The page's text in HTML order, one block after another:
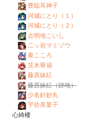
豊聡耳神子
河城にとり（１）
河城にとり（２）
古明地こいし
二ッ岩マミゾウ
秦こころ
茨木華扇
藤原妹紅
藤原妹紅（跡地）
少名針妙丸
宇佐美菫子
心綺楼